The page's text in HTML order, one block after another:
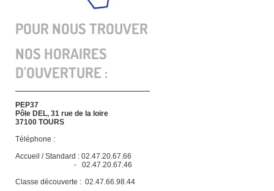
POUR NOUS TROUVER
NOS HORAIRES
D'OUVERTURE :
PEP37
Pôle DEL, 31 rue de la loire
37100 TOURS
Téléphone :
Accueil / Standard : 02.47.20.67.66
- 02.47.20.67.46
Classe découverte : 02.47.66.98.44